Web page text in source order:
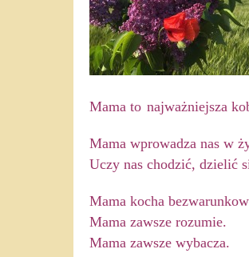
Mama to najważniejsza
Mama wprowadza nas w
Uczy nas chodzić, dzielić
Mama kocha
Mama zawsze rozumie.
Mama zawsze wybacza.